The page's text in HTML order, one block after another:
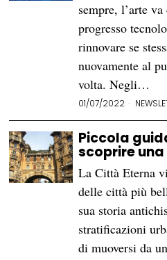
sempre, l’arte
progresso
rinnovare se
nuovamente al
volta. Negli…
01/07/2022
Piccola
scoprire una
La Città Eterna
delle città più
sua storia
stratificazioni
di muoversi da